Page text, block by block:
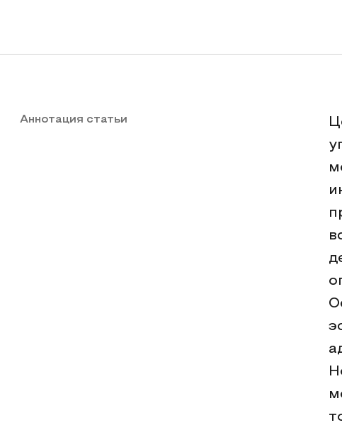
Аннотация статьи